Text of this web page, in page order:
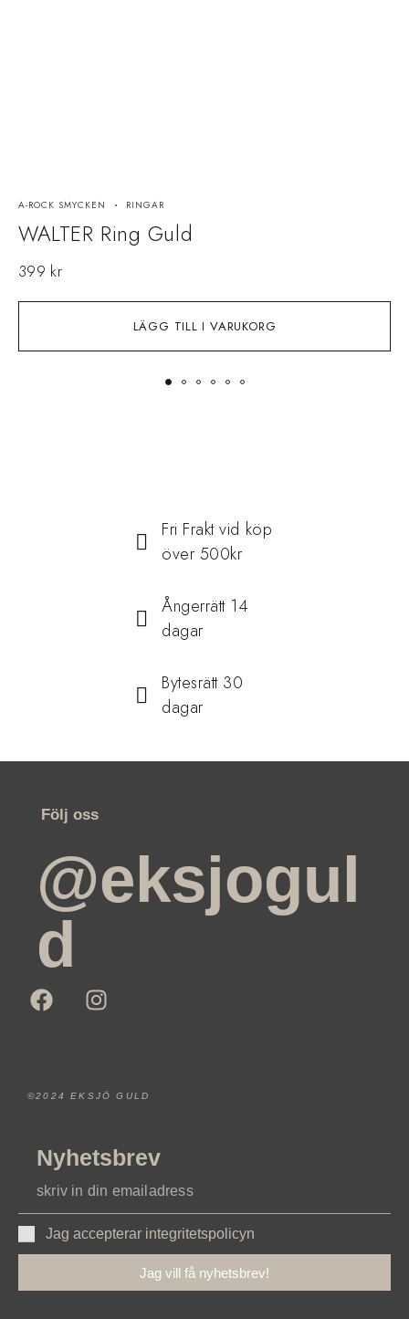
LÄGG TILL I VARUKORG
A-ROCK SMYCKEN RINGAR
WALTER Ring Guld
399 kr
Fri Frakt vid köp
över 500kr
Ångerrätt 14
dagar
Bytesrätt 30
dagar
Följ oss
@eksjogul
d
©2024 EKSJÖ GULD
Nyhetsbrev
Jag accepterar integritetspolicyn
Jag vill få nyhetsbrev!